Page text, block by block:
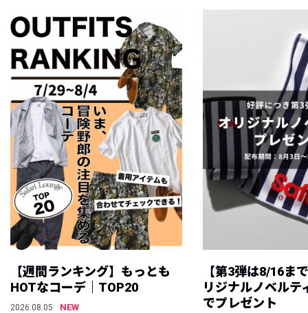
【週間ランキング】もっとも
HOTなコーデ｜TOP20
2026.08.05
NEW
【第3弾は8/16ま
リジナルノベルテ
でプレゼント